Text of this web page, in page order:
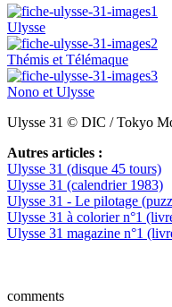
Ulysse
Thémis et Télémaque
Nono et Ulysse
Ulysse 31 © DIC / Tokyo
Autres articles :
Ulysse 31 (disque 45 tours)
Ulysse 31 (calendrier 1983)
Ulysse 31 - Le pilotage
Ulysse 31 à colorier n°1
Ulysse 31 magazine n°1
comments